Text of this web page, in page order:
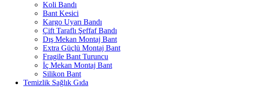
Koli Bandı
Bant Kesici
Kargo Uyarı Bandı
Çift Taraflı Şeffaf Bandı
Dış Mekan Montaj Bant
Extra Güçlü Montaj Bant
Fragile Bant Turuncu
İç Mekan Montaj Bant
Silikon Bant
Temizlik Sağlık Gıda